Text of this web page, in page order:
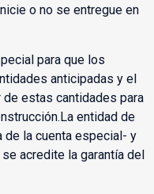
o no se entregue en
para que los
anticipadas y el
estas cantidades para
entidad de
de la cuenta especial- y
acredite la garantía del